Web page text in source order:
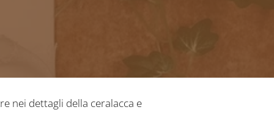
nei dettagli della ceralacca e